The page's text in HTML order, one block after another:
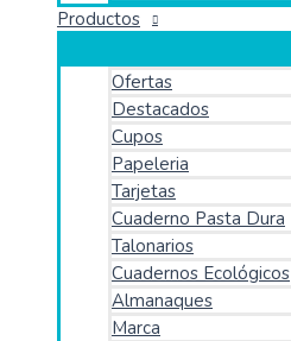
Productos
Ofertas
Destacados
Cupos
Papeleria
Tarjetas
Cuaderno Pasta Dura
Talonarios
Cuadernos Ecológicos
Almanaques
Marca